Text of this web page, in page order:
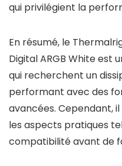
qui privilégient la
En résumé, le
Digital ARGB White est
qui recherchent un
performant avec des
avancées. Cependant,
les aspects pratiques
compatibilité avant de